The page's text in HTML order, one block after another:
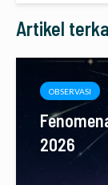
Artikel
OBSERVASI
2026